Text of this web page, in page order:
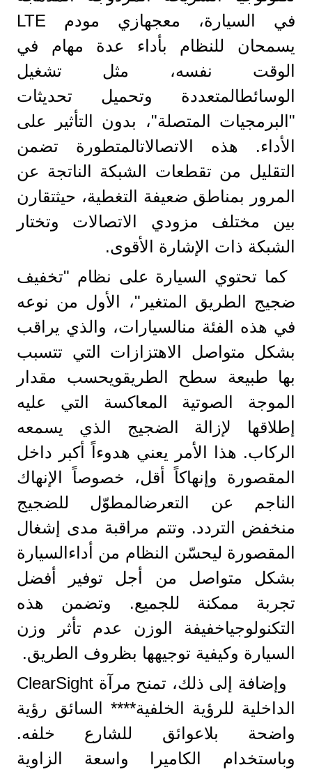
في السيارة، معجهازي مودم LTE
يسمحان للنظام بأداء عدة مهام في
الوقت نفسه، مثل تشغيل
الوسائطالمتعددة وتحميل تحديثات
"البرمجيات المتصلة"، بدون التأثير على
الأداء. هذه الاتصالاتالمتطورة تضمن
التقليل من تقطعات الشبكة الناتجة عن
المرور بمناطق ضعيفة التغطية، حيثتقارن
بين مختلف مزودي الاتصالات وتختار
الشبكة ذات الإشارة الأقوى.
كما تحتوي السيارة على نظام "تخفيف
ضجيج الطريق المتغير"، الأول من نوعه
في هذه الفئة منالسيارات، والذي يراقب
بشكل متواصل الاهتزازات التي تتسبب
بها طبيعة سطح الطريقويحسب مقدار
الموجة الصوتية المعاكسة التي عليه
إطلاقها لإزالة الضجيج الذي يسمعه
الركاب. هذا الأمر يعني هدوءاً أكبر داخل
المقصورة وإنهاكاً أقل، خصوصاً الإنهاك
الناجم عن التعرضالمطوّل للضجيج
منخفض التردد. وتتم مراقبة مدى إشغال
المقصورة ليحسّن النظام من أداءالسيارة
بشكل متواصل من أجل توفير أفضل
تجربة ممكنة للجميع. وتضمن هذه
التكنولوجياخفيفة الوزن عدم تأثر وزن
السيارة وكيفية توجيهها بظروف الطريق.
وإضافة إلى ذلك، تمنح مرآة ClearSight
الداخلية للرؤية الخلفية**** السائق رؤية
واضحة بلاعوائق للشارع خلفه.
وباستخدام الكاميرا واسعة الزاوية